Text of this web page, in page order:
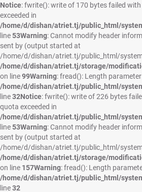
Notice: fwrite(): write of 170 bytes failed
exceeded in
/home/d/dishan/atriet.tj/public_html/
line53Warning: Cannot modify header
sent by (output started at
/home/d/dishan/atriet.tj/public_html/
/home/d/dishan/atriet.tj/storage/
on line99Warning: fread(): Length
/home/d/dishan/atriet.tj/public_html/
line32Notice: fwrite(): write of 226 bytes
quota exceeded in
/home/d/dishan/atriet.tj/public_html/
line53Warning: Cannot modify header
sent by (output started at
/home/d/dishan/atriet.tj/public_html/
/home/d/dishan/atriet.tj/storage/
on line 157Warning: fread(): Length
/home/d/dishan/atriet.tj/public_html/
line32